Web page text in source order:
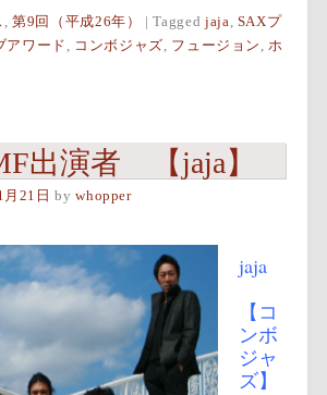
,第9回（平成26年） |Tagged jaja
SAXプ
アワード コンボジャズ フュージョン
ホ
出演者 【jaja】
21日 bywhopper
jaja
【コ
ンボ
ジャ
ズ】